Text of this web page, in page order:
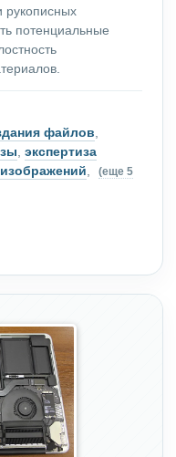
рукописных
потенциальные
файлов,
, экспертиза
,
(еще 5